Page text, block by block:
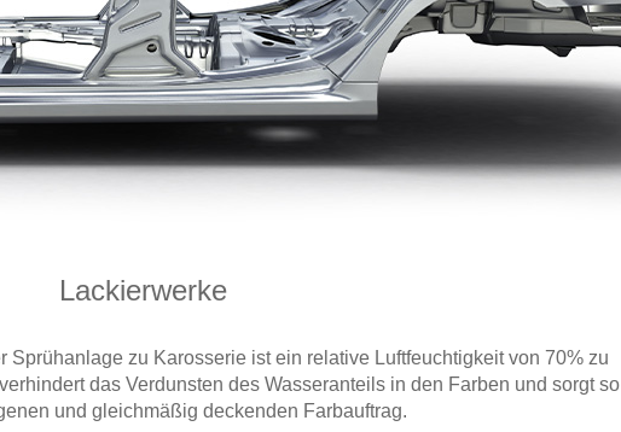
Lackierwerke
Sprühanlage zu Karosserie ist ein relative Luftfeuchtigkeit von 70% zu
das Verdunsten des Wasseranteils in den Farben und sorgt so
und gleichmäßig deckenden Farbauftrag.